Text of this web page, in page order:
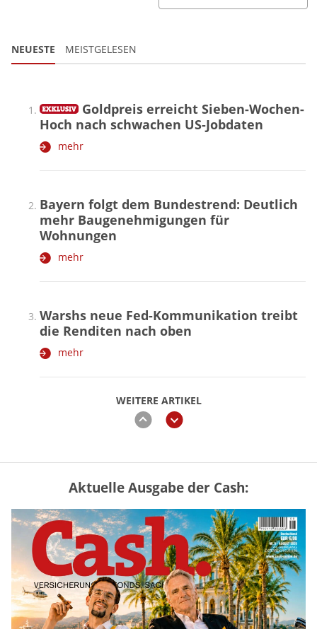
NEUESTE MEISTGELESEN
WEITERE ARTIKEL
zurückweiter
Goldpreis erreicht Sieben-Wochen-
Hoch nach schwachen US-Jobdaten
mehr
Bayern folgt dem Bundestrend: Deutlich
mehr Baugenehmigungen für
Wohnungen
mehr
Warshs neue Fed-Kommunikation treibt
die Renditen nach oben
mehr
Vermieter-Zutritt: Wann Mieter
die Wohnung öffnen müssen
mehr
Mütterrente III Tabelle: So viel Renten-
Nachzahlung ist pro Kind möglich
mehr
Aktuelle Ausgabe der Cash: